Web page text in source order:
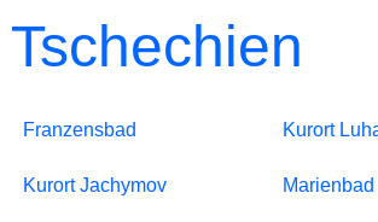
Tschechien
Franzensbad
Kurort Jachymov
Kurort
Marienbad